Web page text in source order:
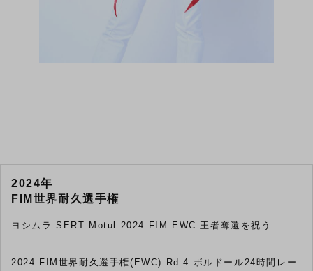
2024年
FIM世界耐久選手権
ヨシムラ SERT Motul 2024 FIM EWC 王者奪還を祝う
2024 FIM世界耐久選手権(EWC) Rd.4 ボルドール24時間レー